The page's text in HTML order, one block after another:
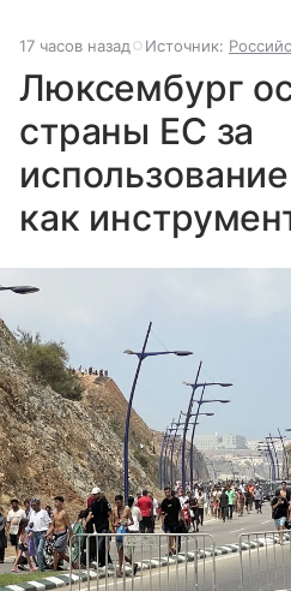
17 часов назад Источник:
Люксембург
страны ЕС за
как